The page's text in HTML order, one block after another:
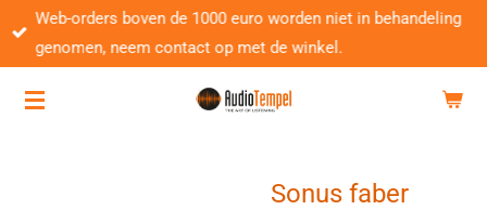
Ga
direct
de
Web-orders boven de 1000 euro worden niet in behandeling
genomen, neem contact op met de winkel.
Sonus faber